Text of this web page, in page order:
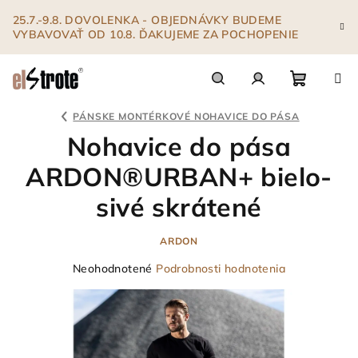
obsah
25.7.-9.8. DOVOLENKA - OBJEDNÁVKY BUDEME
VYBAVOVAŤ OD 10.8. ĎAKUJEME ZA POCHOPENIE
PÁNSKE MONTÉRKOVÉ NOHAVICE DO PÁSA
Nohavice do pása
ARDON®URBAN+ bielo-
sivé skrátené
ARDON
Priemerné
produktu
je
0,0
z
Neohodnotené Podrobnosti hodnotenia